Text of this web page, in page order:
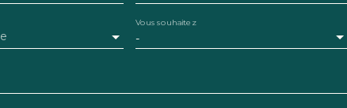
-
Vous souhaitez